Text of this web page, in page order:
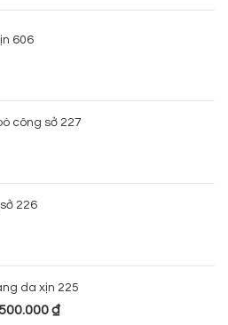
606
công sở 227
226
da xịn 225
₫